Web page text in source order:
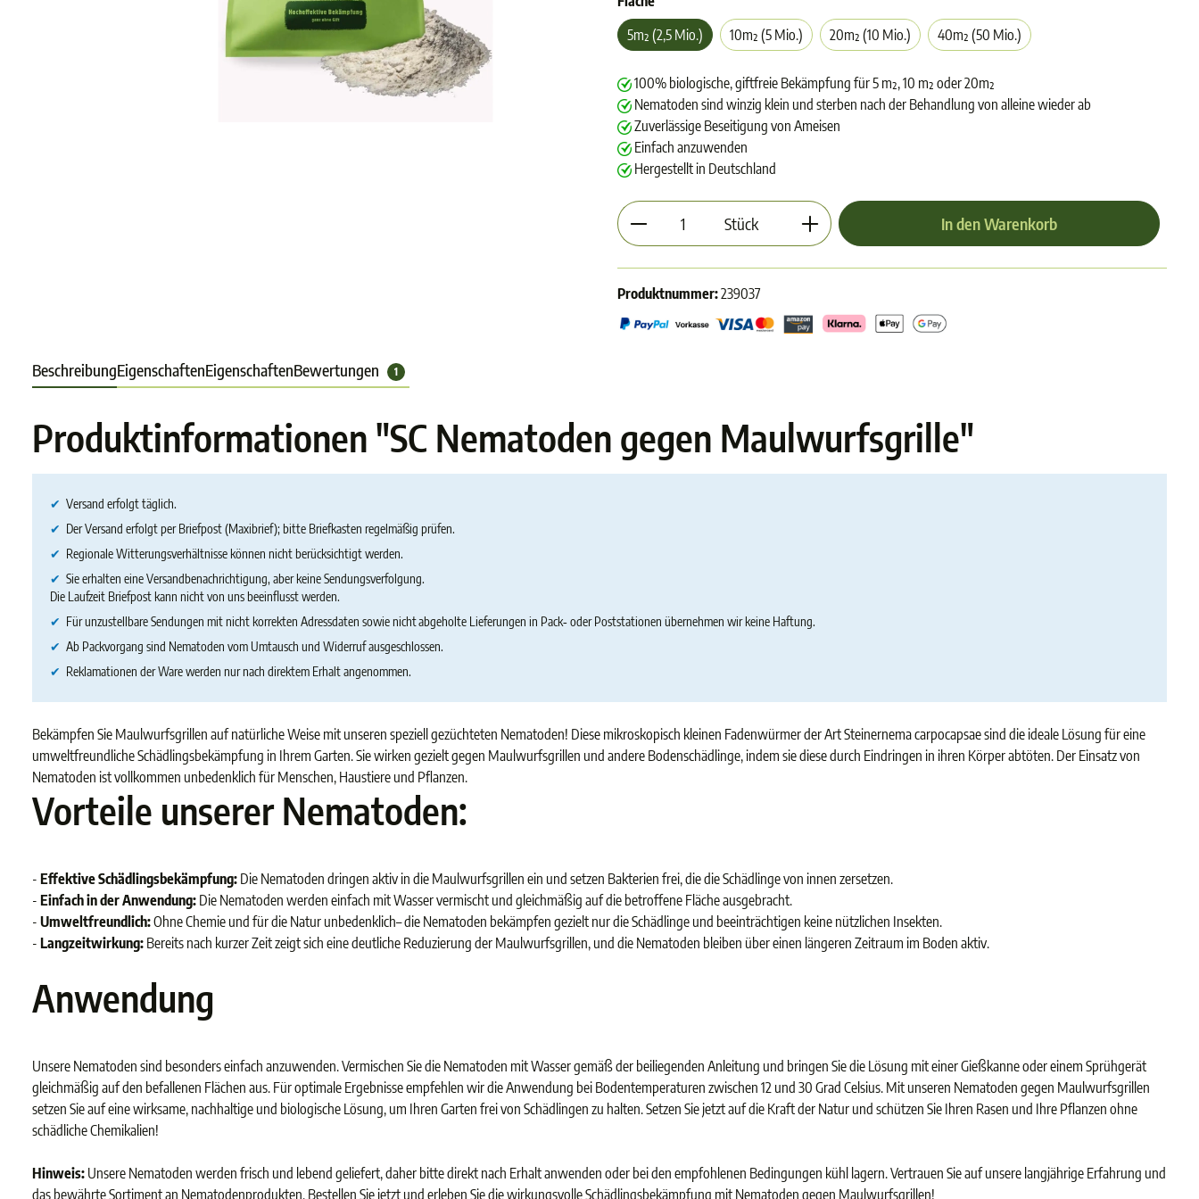
5m² (2,5 Mio.)
10m² (5 Mio.) 20m² (10 Mio.) 40m² (50 Mio.)
100% biologische, giftfreie Bekämpfung für 5 m², 10 m² oder 20m²
Nematoden sind winzig klein und sterben nach der Behandlung von alleine wieder ab
Zuverlässige Beseitigung von Ameisen
Einfach anzuwenden
Hergestellt in Deutschland
Produkt Anzahl: Gib den gewünschten Wert ein oder benutze die
Stück In den Warenkorb
Produktnummer:239037
BeschreibungEigenschaftenEigenschaftenBewertungen 1
Produktinformationen "SC Nematoden gegen Maulwurfsgrille"
✔ Versand erfolgt täglich.
✔ Der Versand erfolgt per Briefpost (Maxibrief); bitte Briefkasten regelmäßig prüfen.
✔ Regionale Witterungsverhältnisse können nicht berücksichtigt werden.
✔ Sie erhalten eine Versandbenachrichtigung, aber keine Sendungsverfolgung.
Die Laufzeit Briefpost kann nicht von uns beeinflusst werden.
✔ Für unzustellbare Sendungen mit nicht korrekten Adressdaten sowie nicht abgeholte Lieferungen in Pack‑ oder Poststationen übernehmen wir keine Haftung.
✔ Ab Packvorgang sind Nematoden vom Umtausch und Widerruf ausgeschlossen.
✔ Reklamationen der Ware werden nur nach direktem Erhalt angenommen.
Bekämpfen Sie Maulwurfsgrillen auf natürliche Weise mit unseren speziell gezüchteten Nematoden! Diese mikroskopisch kleinen Fadenwürmer der Art Steinernema carpocapsae sind die ideale Lösung für eine
umweltfreundliche Schädlingsbekämpfung in Ihrem Garten. Sie wirken gezielt gegen Maulwurfsgrillen und andere Bodenschädlinge, indem sie diese durch Eindringen in ihren Körper abtöten. Der Einsatz von
Nematoden ist vollkommen unbedenklich für Menschen, Haustiere und Pflanzen.
Vorteile unserer Nematoden:
- Effektive Schädlingsbekämpfung: Die Nematoden dringen aktiv in die Maulwurfsgrillen ein und setzen Bakterien frei, die die Schädlinge von innen zersetzen.
- Einfach in der Anwendung: Die Nematoden werden einfach mit Wasser vermischt und gleichmäßig auf die betroffene Fläche ausgebracht.
- Umweltfreundlich:Ohne Chemie und für die Natur unbedenklich– die Nematoden bekämpfen gezielt nur die Schädlinge und beeinträchtigen keine nützlichen Insekten.
- Langzeitwirkung: Bereits nach kurzer Zeit zeigt sich eine deutliche Reduzierung der Maulwurfsgrillen, und die Nematoden bleiben über einen längeren Zeitraum im Boden aktiv.
Anwendung
Unsere Nematoden sind besonders einfach anzuwenden. Vermischen Sie die Nematoden mit Wasser gemäß der beiliegenden Anleitung und bringen Sie die Lösung mit einer Gießkanne oder einem Sprühgerät
gleichmäßig auf den befallenen Flächen aus. Für optimale Ergebnisse empfehlen wir die Anwendung bei Bodentemperaturen zwischen 12 und 30 Grad Celsius. Mit unseren Nematoden gegen Maulwurfsgrillen
setzen Sie auf eine wirksame, nachhaltige und biologische Lösung, um Ihren Garten frei von Schädlingen zu halten. Setzen Sie jetzt auf die Kraft der Natur und schützen Sie Ihren Rasen und Ihre Pflanzen ohne
schädliche Chemikalien!
Hinweis: Unsere Nematoden werden frisch und lebend geliefert, daher bitte direkt nach Erhalt anwenden oder bei den empfohlenen Bedingungen kühl lagern. Vertrauen Sie auf unsere langjährige Erfahrung und
das bewährte Sortiment an Nematodenprodukten. Bestellen Sie jetzt und erleben Sie die wirkungsvolle Schädlingsbekämpfung mit Nematoden gegen Maulwurfsgrillen!